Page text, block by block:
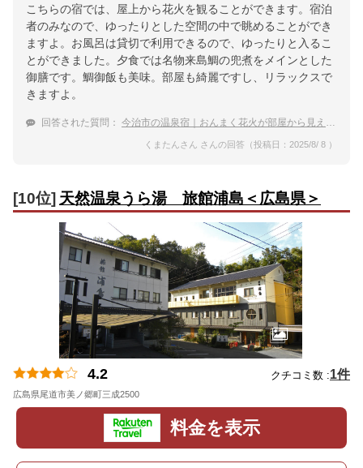
こちらの宿では、屋上から花火を観ることができます。宿泊
者のみなので、ゆったりとした空間の中で眺めることができ
ますよ。お風呂は貸切で利用できるので、ゆったりと入るこ
とができました。夕食では名物来島鯛の兜煮をメインとした
御膳です。鯛御飯も美味。部屋も綺麗ですし、リラックスで
きますよ。
回答された質問： 今治市の温泉宿｜おんまく花火が部屋から見える宿のおすすめは？
くまたんさん さんの回答（投稿日：2025/8/ 8 ）
[10位] 天然温泉うら湯 旅館浦島＜広島県＞
4.2 クチコミ数 :1件
広島県尾道市美ノ郷町三成2500
料金を表示